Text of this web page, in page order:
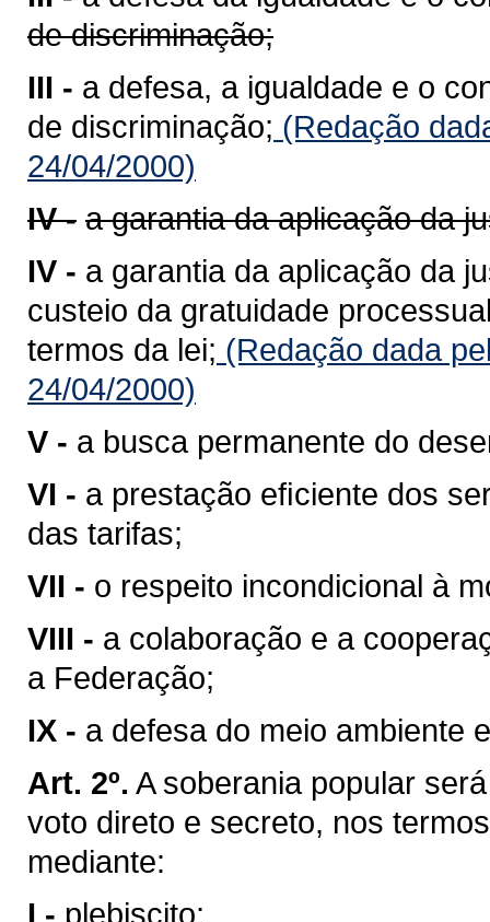
de discriminação;
III - a defesa, a igualdade e o
de discriminação; (Redação
24/04/2000)
IV - a garantia da aplicação da
IV - a garantia da aplicação da
custeio da gratuidade
termos da lei; (Redação dada
24/04/2000)
V - a busca permanente do
VI - a prestação eﬁciente dos
das tarifas;
VII - o respeito incondicional à
VIII - a colaboração e a
a Federação;
IX - a defesa do meio ambiente
Art. 2º. A soberania popular
voto direto e secreto, nos
mediante:
I - plebiscito;